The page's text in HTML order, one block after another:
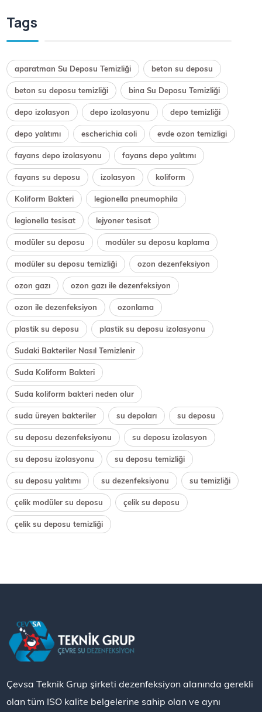
Tags
aparatman Su Deposu Temizliği beton su deposu
beton su deposu temizliği bina Su Deposu Temizliği
depo izolasyon depo izolasyonu depo temizliği
depo yalıtımı escherichia coli evde ozon temizligi
fayans depo izolasyonu fayans depo yalıtımı
fayans su deposu izolasyon koliform
Koliform Bakteri legionella pneumophila
legionella tesisat lejyoner tesisat
modüler su deposu modüler su deposu kaplama
modüler su deposu temizliği ozon dezenfeksiyon
ozon gazı ozon gazı ile dezenfeksiyon
ozon ile dezenfeksiyon ozonlama
plastik su deposu plastik su deposu izolasyonu
Sudaki Bakteriler Nasıl Temizlenir
Suda Koliform Bakteri
Suda koliform bakteri neden olur
suda üreyen bakteriler su depoları su deposu
su deposu dezenfeksiyonu su deposu izolasyon
su deposu izolasyonu su deposu temizliği
su deposu yalıtımı su dezenfeksiyonu su temizliği
çelik modüler su deposu çelik su deposu
çelik su deposu temizliği
Çevsa Teknik Grup şirketi dezenfeksiyon alanında gerekli
olan tüm ISO kalite belgelerine sahip olan ve aynı